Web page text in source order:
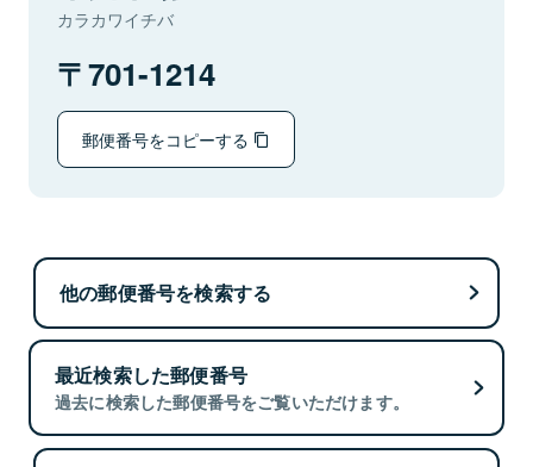
カラカワイチバ
701-1214
郵便番号をコピーする
他の郵便番号を検索する
最近検索した郵便番号
過去に検索した郵便番号をご覧いただけます。